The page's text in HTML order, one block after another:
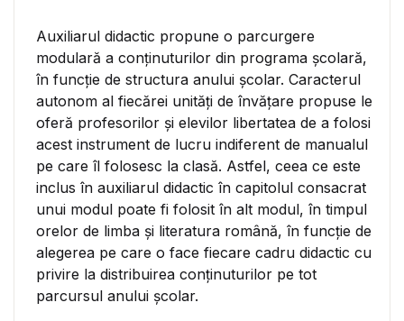
Auxiliarul didactic propune o parcurgere
modulară a conţinuturilor din programa şcolară,
în funcţie de structura anului şcolar. Caracterul
autonom al fiecărei unităţi de învăţare propuse le
oferă profesorilor şi elevilor libertatea de a folosi
acest instrument de lucru indiferent de manualul
pe care îl folosesc la clasă. Astfel, ceea ce este
inclus în auxiliarul didactic în capitolul consacrat
unui modul poate fi folosit în alt modul, în timpul
orelor de limba şi literatura română, în funcţie de
alegerea pe care o face fiecare cadru didactic cu
privire la distribuirea conţinuturilor pe tot
parcursul anului şcolar.